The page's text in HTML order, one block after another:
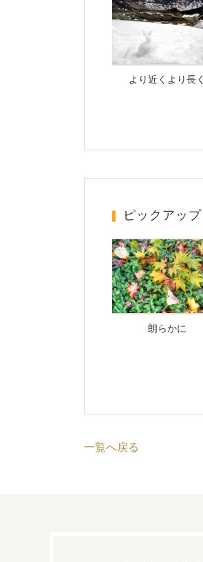
より近くより長く
ピックアップ
朗らかに
一覧へ戻る